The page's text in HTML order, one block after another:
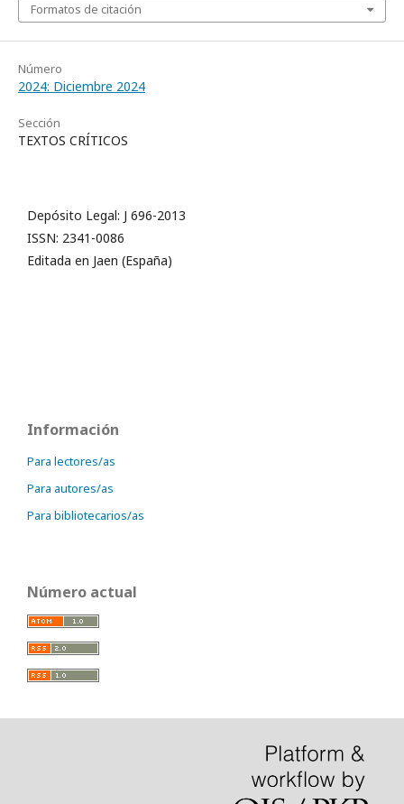
Formatos de citación
Número
2024: Diciembre 2024
Sección
TEXTOS CRÍTICOS
Depósito Legal: J 696-2013
ISSN: 2341-0086
Editada en Jaen (España)
Información
Para lectores/as
Para autores/as
Para bibliotecarios/as
Número actual